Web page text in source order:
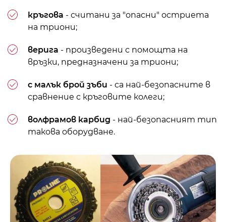
кръгова - считани за "опасни" остриета
на триони;
верига - произведени с помощта на
връзки, предназначени за триони;
с малък брой зъби - са най-безопасните в
сравнение с кръговите колеги;
волфрамов карбид - най-безопасният тип
такова оборудване.